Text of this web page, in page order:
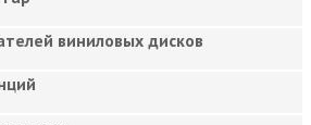
виниловых дисков